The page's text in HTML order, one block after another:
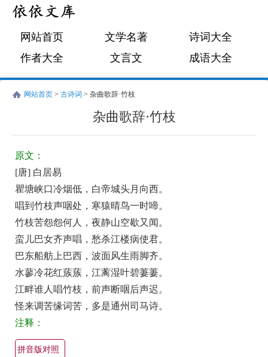
网站首页 文学名著
诗词大全
作者大全
文言文 成语大全
网站首页 > 古诗词 > 杂曲歌辞·竹枝
杂曲歌辞·竹枝
唐
白
居
易
古
诗
词:
杂
曲
歌
辞
·
竹
枝
原
文
翻
原文：
[唐] 白居易
瞿塘峡口冷烟低，白帝城头月向西。
唱到竹枝声咽处，寒猿晴鸟一时啼。
竹枝苦怨怨何人，夜静山空歇又闻。
蛮儿巴女齐声唱，愁杀江楼病使君。
巴东船舫上巴西，波面风生雨脚齐。
水蓼冷花红蔟蔟，江蓠湿叶碧萋萋。
江畔谁人唱竹枝，前声断咽后声迟。
怪来调苦缘词苦，多是通州司马诗。
注释：
拼音版对照